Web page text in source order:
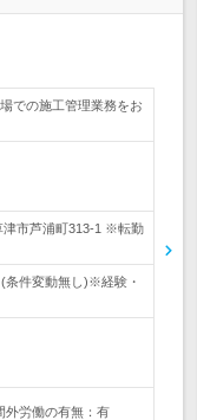
での施工管理業務をお
津市芦浦町313-1 ※転勤
条件変動無し)※経験・
労働の有無：有